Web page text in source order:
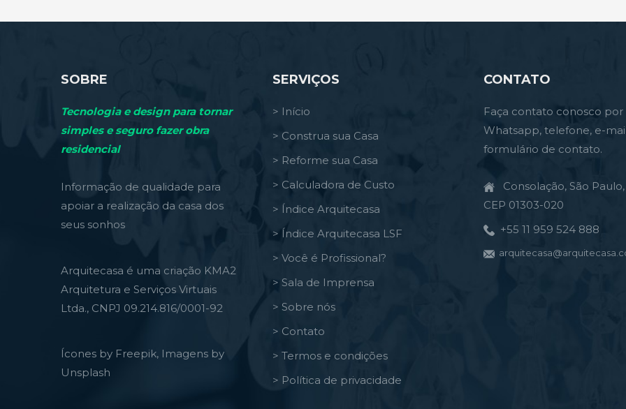
SOBRE
Tecnologia e design para tornar
simples e seguro fazer obra
residencial
Informação de qualidade para
apoiar a realização da casa dos
seus sonhos
Arquitecasa é uma criação KMA2
Arquitetura e Serviços Virtuais
Ltda., CNPJ 09.214.816/0001-92
Ícones by Freepik, Imagens by
Unsplash
SERVIÇOS
> Início
> Construa sua Casa
> Reforme sua Casa
> Calculadora de Custo
> Índice Arquitecasa
> Índice Arquitecasa LSF
> Você é Profissional?
> Sala de Imprensa
> Sobre nós
> Contato
> Termos e condições
> Política de privacidade
CONTATO
Faça contato conosco por
Whatsapp, telefone, e-
formulário de contato.
Consolação, São Paulo,
CEP 01303-020
+55 11 959 524 888